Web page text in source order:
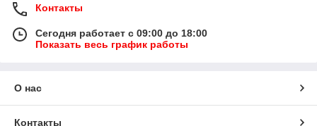
Контакты
Сегодня работает с 09:00 до 18:00
Показать весь график работы
О нас
Контакты